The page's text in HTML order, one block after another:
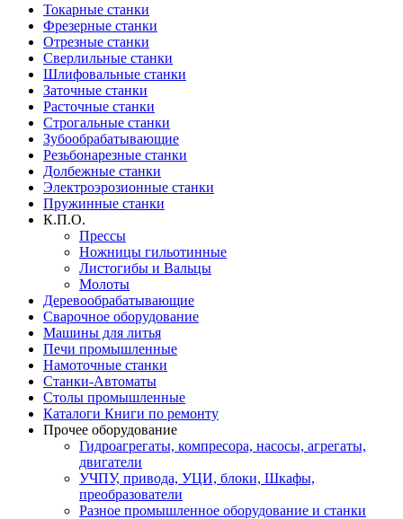
Токарные станки
Фрезерные станки
Отрезные станки
Сверлильные станки
Шлифовальные станки
Заточные станки
Расточные станки
Строгальные станки
Зубообрабатывающие
Резьбонарезные станки
Долбежные станки
Электроэрозионные станки
Пружинные станки
К.П.О.
Прессы
Ножницы гильотинные
Листогибы и Вальцы
Молоты
Деревообрабатывающие
Сварочное оборудование
Машины для литья
Печи промышленные
Намоточные станки
Станки-Автоматы
Столы промышленные
Каталоги Книги по ремонту
Прочее оборудование
Гидроагрегаты, компресора, насосы, агрегаты,
двигатели
УЧПУ, привода, УЦИ, блоки, Шкафы,
преобразователи
Разное промышленное оборудование и станки